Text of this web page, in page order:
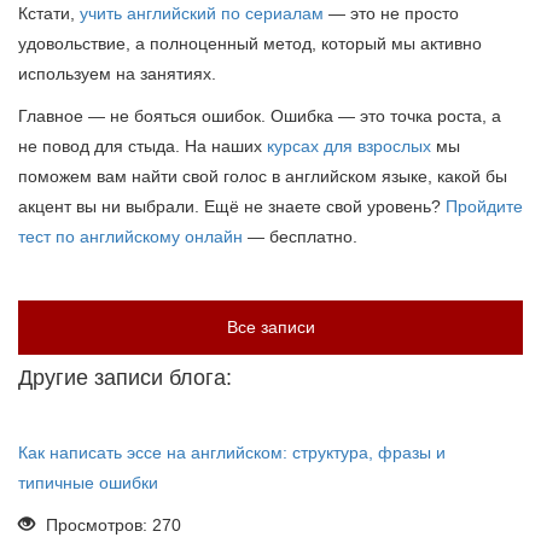
Кстати, учить английский по сериалам — это не просто
удовольствие, а полноценный метод, который мы активно
используем на занятиях.
Главное — не бояться ошибок. Ошибка — это точка роста, а
не повод для стыда. На наших курсах для взрослых мы
поможем вам найти свой голос в английском языке, какой бы
акцент вы ни выбрали. Ещё не знаете свой уровень? Пройдите
тест по английскому онлайн — бесплатно.
Все записи
Другие записи блога:
Как написать эссе на английском: структура, фразы и
типичные ошибки
Просмотров: 270